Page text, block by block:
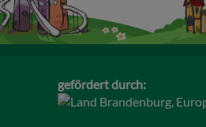
gefördert durch: